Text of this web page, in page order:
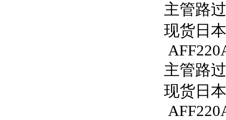
主管路
现货日
主管路
现货日